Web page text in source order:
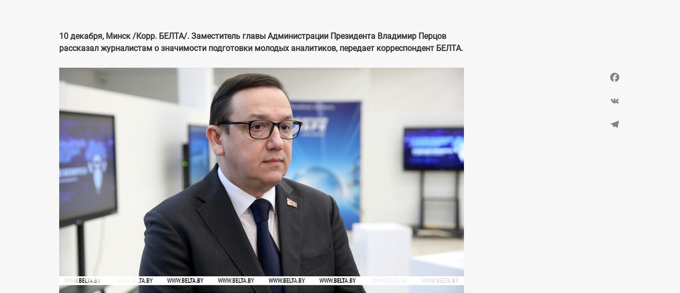
10 декабря, Минск /Корр. БЕЛТА/. Заместитель главы Администрации Президента Владимир Перцов
рассказал журналистам о значимости подготовки молодых аналитиков, передает корреспондент БЕЛТА.